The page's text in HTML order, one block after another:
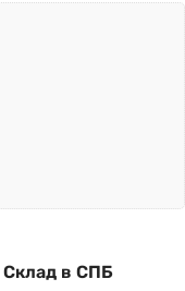
Склад в СПБ